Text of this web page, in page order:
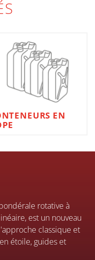
EN
rotative à
est un nouveau
classique et
étoile, guides et